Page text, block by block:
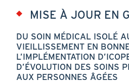
MISE À JOUR EN
DU SOIN MÉDICAL ISOLÉ
VIEILLISSEMENT EN
L’IMPLÉMENTATION
D’ÉVOLUTION DES SOINS
AUX PERSONNES ÂGÉES